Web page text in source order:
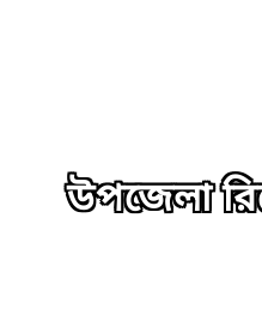
উপজেলা